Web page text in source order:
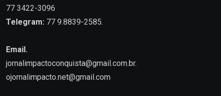
77 3422-3096
Telegram: 77 9.8839-2585.
Email.
jornalimpactoconquista@gmail.com.br.
ojornalimpacto.net@gmail.com